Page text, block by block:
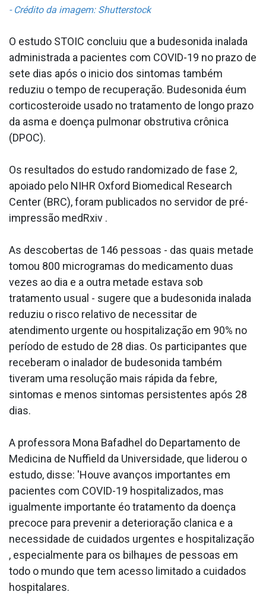
- Crédito da imagem: Shutterstock
O estudo STOIC concluiu que a budesonida inalada
administrada a pacientes com COVID-19 no prazo de
sete dias após o ini­cio dos sintomas também
reduziu o tempo de recuperação. Budesonida éum
corticosteroide usado no tratamento de longo prazo
da asma e doença pulmonar obstrutiva crônica
(DPOC).
Os resultados do estudo randomizado de fase 2,
apoiado pelo NIHR Oxford Biomedical Research
Center (BRC), foram publicados no servidor de pré-
impressão medRxiv .
As descobertas de 146 pessoas - das quais metade
tomou 800 microgramas do medicamento duas
vezes ao dia e a outra metade estava sob
tratamento usual - sugere que a budesonida inalada
reduziu o risco relativo de necessitar de
atendimento urgente ou hospitalização em 90% no
período de estudo de 28 dias. Os participantes que
receberam o inalador de budesonida também
tiveram uma resolução mais rápida da febre,
sintomas e menos sintomas persistentes após 28
dias.
A professora Mona Bafadhel do Departamento de
Medicina de Nuffield da Universidade, que liderou o
estudo, disse: 'Houve avanços importantes em
pacientes com COVID-19 hospitalizados, mas
igualmente importante éo tratamento da doença
precoce para prevenir a deterioração cla­nica e a
necessidade de cuidados urgentes e hospitalização
, especialmente para os bilhaµes de pessoas em
todo o mundo que tem acesso limitado a cuidados
hospitalares.